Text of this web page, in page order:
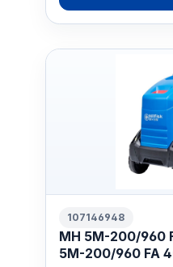
107146948
MH 5M-200/960
5M-200/960 FA